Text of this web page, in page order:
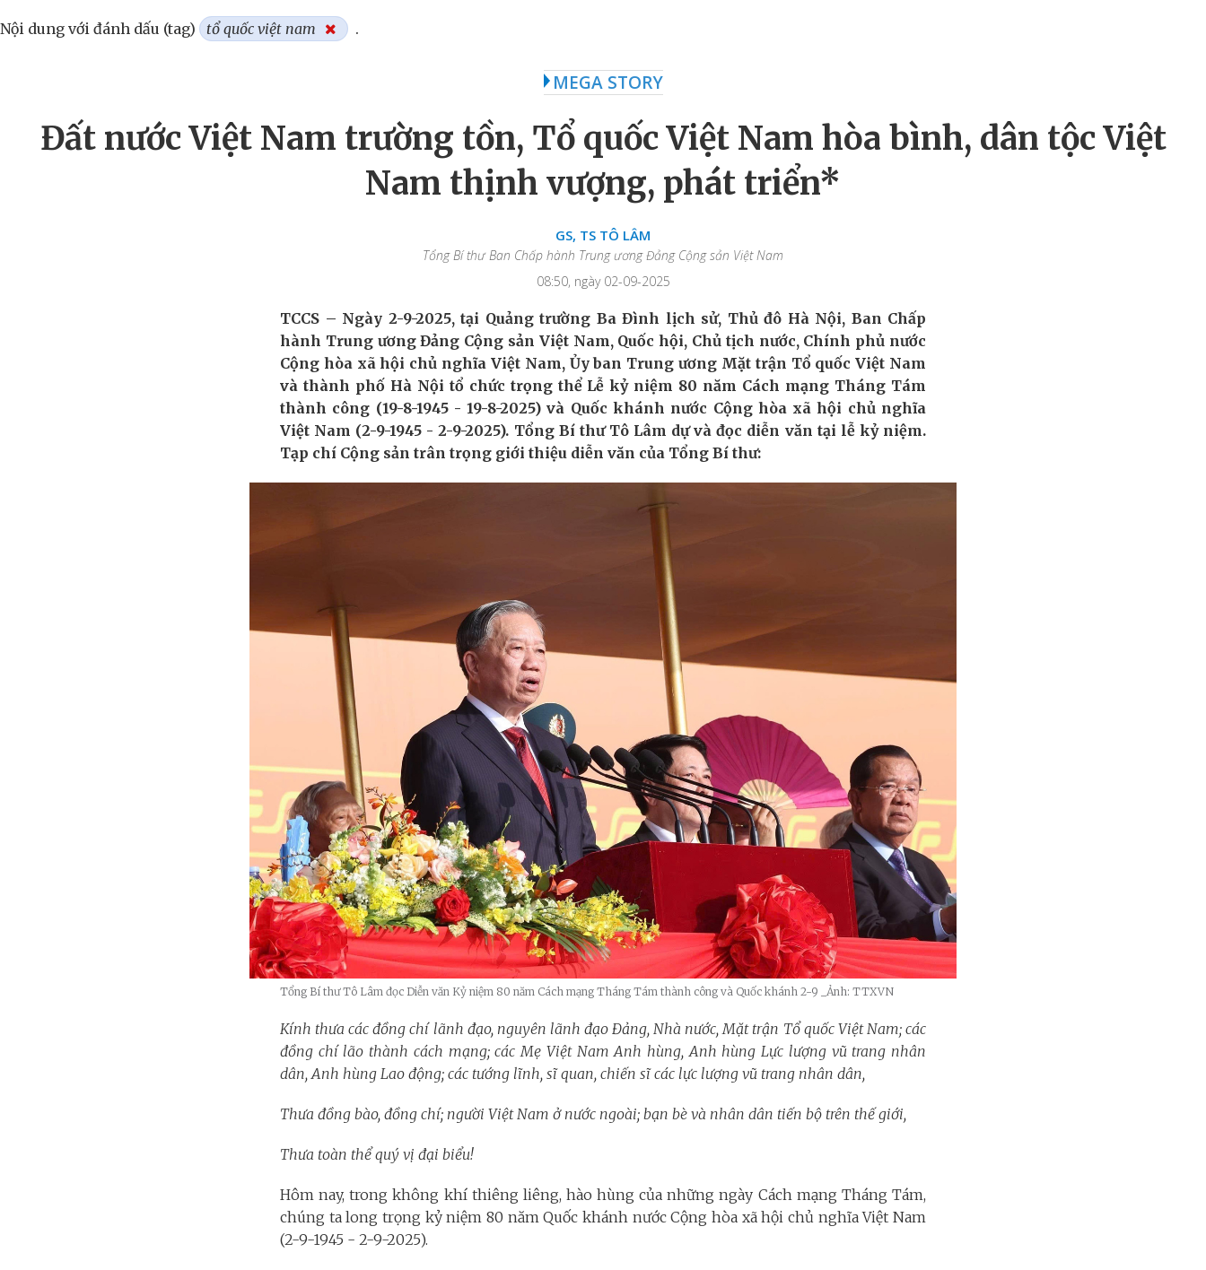
Nội dung với đánh dấu (tag) tổ quốc việt nam .
MEGA STORY
Đất nước Việt Nam trường tồn, Tổ quốc Việt Nam hòa bình, dân tộc Việt
Nam thịnh vượng, phát triển*
GS, TS TÔ LÂM
Tổng Bí thư Ban Chấp hành Trung ương Đảng Cộng sản Việt Nam
08:50, ngày 02-09-2025
TCCS – Ngày 2-9-2025, tại Quảng trường Ba Đình lịch sử, Thủ đô Hà Nội, Ban Chấp
hành Trung ương Đảng Cộng sản Việt Nam, Quốc hội, Chủ tịch nước, Chính phủ nước
Cộng hòa xã hội chủ nghĩa Việt Nam, Ủy ban Trung ương Mặt trận Tổ quốc Việt Nam
và thành phố Hà Nội tổ chức trọng thể Lễ kỷ niệm 80 năm Cách mạng Tháng Tám
thành công (19-8-1945 - 19-8-2025) và Quốc khánh nước Cộng hòa xã hội chủ nghĩa
Việt Nam (2-9-1945 - 2-9-2025). Tổng Bí thư Tô Lâm dự và đọc diễn văn tại lễ kỷ niệm.
Tạp chí Cộng sản trân trọng giới thiệu diễn văn của Tổng Bí thư:
Tổng Bí thư Tô Lâm đọc Diễn văn Kỷ niệm 80 năm Cách mạng Tháng Tám thành công và Quốc khánh 2-9 _Ảnh: TTXVN
Kính thưa các đồng chí lãnh đạo, nguyên lãnh đạo Đảng, Nhà nước, Mặt trận Tổ quốc Việt Nam; các
đồng chí lão thành cách mạng; các Mẹ Việt Nam Anh hùng, Anh hùng Lực lượng vũ trang nhân
dân, Anh hùng Lao động; các tướng lĩnh, sĩ quan, chiến sĩ các lực lượng vũ trang nhân dân,
Thưa đồng bào, đồng chí; người Việt Nam ở nước ngoài; bạn bè và nhân dân tiến bộ trên thế giới,
Thưa toàn thể quý vị đại biểu!
Hôm nay, trong không khí thiêng liêng, hào hùng của những ngày Cách mạng Tháng Tám,
chúng ta long trọng kỷ niệm 80 năm Quốc khánh nước Cộng hòa xã hội chủ nghĩa Việt Nam
(2-9-1945 - 2-9-2025).